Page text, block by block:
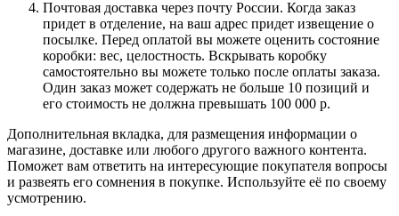
Почтовая доставка через почту России. Когда заказ
придет в отделение, на ваш адрес придет извещение о
посылке. Перед оплатой вы можете оценить состояние
коробки: вес, целостность. Вскрывать коробку
самостоятельно вы можете только после оплаты заказа.
Один заказ может содержать не больше 10 позиций и
его стоимость не должна превышать 100 000 р.
Дополнительная вкладка, для размещения информации о
магазине, доставке или любого другого важного контента.
Поможет вам ответить на интересующие покупателя вопросы
и развеять его сомнения в покупке. Используйте её по своему
усмотрению.